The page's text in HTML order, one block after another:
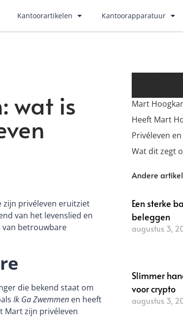
Kantoorartikelen Kantoorapparatuur
wat is
zijn privéleven eruitziet
van het levenslied en
van betrouwbare
die bekend staat om
Ik Ga Zwemmen en heeft
Mart zijn privéleven
Mart
Heeft Mart
Privéleven
Wat dit zegt
Andere
Een sterke
beleggen
augustus 3,
Slimmer
voor crypto
augustus 3,